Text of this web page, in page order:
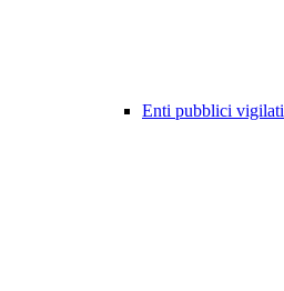
Enti pubblici vigilati